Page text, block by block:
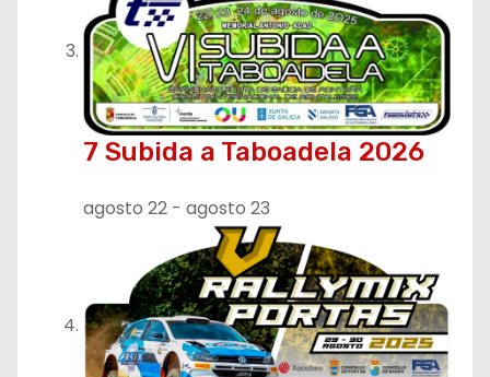
7 Subida a Taboadela 2026
agosto 22 - agosto 23